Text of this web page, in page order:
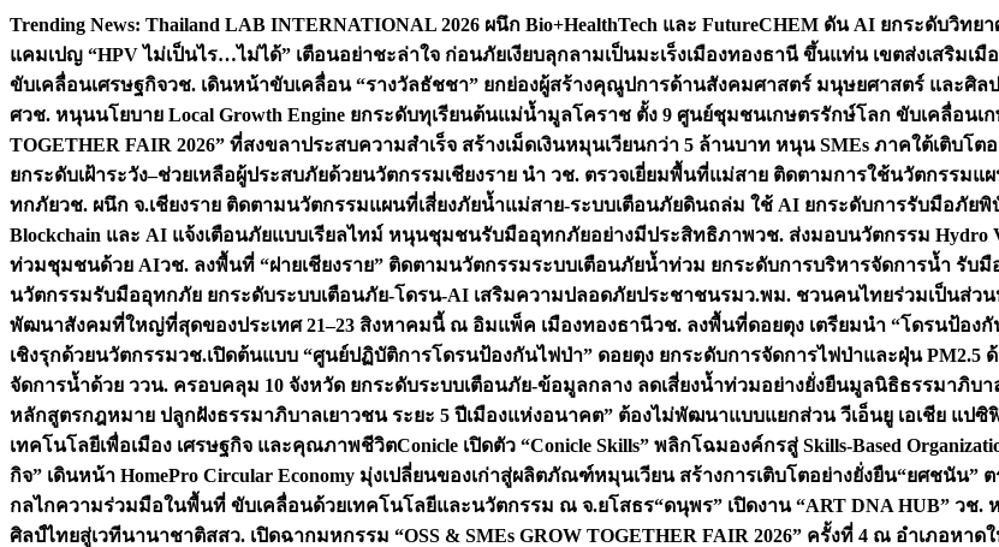
Skip
content
Trending News: Thailand LAB INTERNATIONAL 2026 ผนึก Bio+HealthTech และ FutureCHEM ดัน AI ยกระดับวิท
แคมเปญ “HPV ไม่เป็นไร…ไม่ได้” เตือนอย่าชะล่าใจ ก่อนภัยเงียบลุกลามเป็นมะเร็งเมืองทองธานี ขึ้นแท่น เขตส่งเสริมเ
ขับเคลื่อนเศรษฐกิจวช. เดินหน้าขับเคลื่อน “รางวัลธัชชา” ยกย่องผู้สร้างคุณูปการด้านสังคมศาสตร์ มนุษยศาสตร์ และศิ
ศวช. หนุนนโยบาย Local Growth Engine ยกระดับทุเรียนต้นแม่น้ำมูลโคราช ตั้ง 9 ศูนย์ชุมชนเกษตรรักษ์โลก ขับเคลื่อนเ
TOGETHER FAIR 2026” ที่สงขลาประสบความสำเร็จ สร้างเม็ดเงินหมุนเวียนกว่า 5 ล้านบาท หนุน SMEs ภาคใต้เติบโต
ยกระดับเฝ้าระวัง–ช่วยเหลือผู้ประสบภัยด้วยนวัตกรรมเชียงราย นำ วช. ตรวจเยี่ยมพื้นที่แม่สาย ติดตามการใช้นวัตกรรม
ทกภัยวช. ผนึก จ.เชียงราย ติดตามนวัตกรรมแผนที่เสี่ยงภัยน้ำแม่สาย-ระบบเตือนภัยดินถล่ม ใช้ AI ยกระดับการรับมือภัยพิ
Blockchain และ AI แจ้งเตือนภัยแบบเรียลไทม์ หนุนชุมชนรับมืออุทกภัยอย่างมีประสิทธิภาพวช. ส่งมอบนวัตกรรม Hydro
ท่วมชุมชนด้วย AIวช. ลงพื้นที่ “ฝายเชียงราย” ติดตามนวัตกรรมระบบเตือนภัยน้ำท่วม ยกระดับการบริหารจัดการน้ำ รับ
นวัตกรรมรับมืออุทกภัย ยกระดับระบบเตือนภัย-โดรน-AI เสริมความปลอดภัยประชาชนรมว.พม. ชวนคนไทยร่วมเป็นส่วนห
พัฒนาสังคมที่ใหญ่ที่สุดของประเทศ 21–23 สิงหาคมนี้ ณ อิมแพ็ค เมืองทองธานีวช. ลงพื้นที่ดอยตุง เตรียมนำ “โดรนป้อง
เชิงรุกด้วยนวัตกรรมวช.เปิดต้นแบบ “ศูนย์ปฏิบัติการโดรนป้องกันไฟป่า” ดอยตุง ยกระดับการจัดการไฟป่าและฝุ่น PM2.5
จัดการน้ำด้วย ววน. ครอบคลุม 10 จังหวัด ยกระดับระบบเตือนภัย-ข้อมูลกลาง ลดเสี่ยงน้ำท่วมอย่างยั่งยืนมูลนิธิธรรมาภิบา
หลักสูตรกฎหมาย ปลูกฝังธรรมาภิบาลเยาวชน ระยะ 5 ปีเมืองแห่งอนาคต” ต้องไม่พัฒนาแบบแยกส่วน วีเอ็นยู เอเชีย แ
เทคโนโลยีเพื่อเมือง เศรษฐกิจ และคุณภาพชีวิตConicle เปิดตัว “Conicle Skills” พลิกโฉมองค์กรสู่ Skills-Based
กิจ” เดินหน้า HomePro Circular Economy มุ่งเปลี่ยนของเก่าสู่ผลิตภัณฑ์หมุนเวียน สร้างการเติบโตอย่างยั่งยืน“ยศชนัน”
กลไกความร่วมมือในพื้นที่ ขับเคลื่อนด้วยเทคโนโลยีและนวัตกรรม ณ จ.ยโสธร“ดนุพร” เปิดงาน “ART DNA HUB” ว
ศิลป์ไทยสู่เวทีนานาชาติสสว. เปิดฉากมหกรรม “OSS & SMEs GROW TOGETHER FAIR 2026” ครั้งที่ 4 ณ อำเภอห